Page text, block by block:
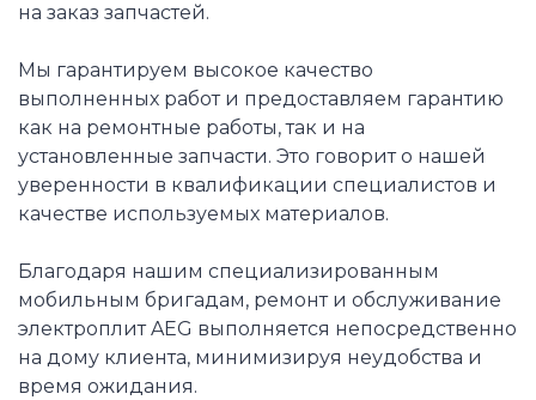
на заказ запчастей.
Мы гарантируем высокое качество
выполненных работ и предоставляем гарантию
как на ремонтные работы, так и на
установленные запчасти. Это говорит о нашей
уверенности в квалификации специалистов и
качестве используемых материалов.
Благодаря нашим специализированным
мобильным бригадам, ремонт и обслуживание
электроплит AEG выполняется непосредственно
на дому клиента, минимизируя неудобства и
время ожидания.